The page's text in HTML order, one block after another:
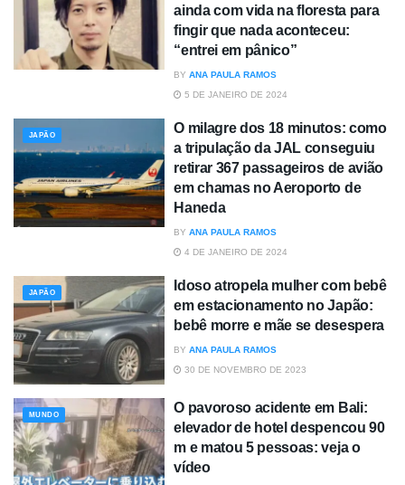
ainda com vida na floresta para
fingir que nada aconteceu:
“entrei em pânico”
BY ANA PAULA RAMOS
5 DE JANEIRO DE 2024
JAPÃO
O milagre dos 18 minutos: como
a tripulação da JAL conseguiu
retirar 367 passageiros de avião
em chamas no Aeroporto de
Haneda
BY ANA PAULA RAMOS
4 DE JANEIRO DE 2024
JAPÃO
Idoso atropela mulher com bebê
em estacionamento no Japão:
bebê morre e mãe se desespera
BY ANA PAULA RAMOS
30 DE NOVEMBRO DE 2023
MUNDO
O pavoroso acidente em Bali:
elevador de hotel despencou 90
m e matou 5 pessoas: veja o
vídeo